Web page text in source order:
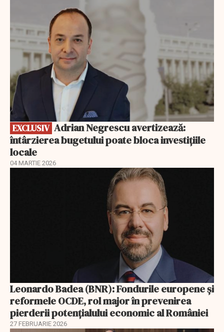
EXCLUSIV
întârzierea bugetului poate bloca investițiile
locale
04 MARTIE 2026
Leonardo Badea (BNR): Fondurile europene și
reformele OCDE, rol major în prevenirea
pierderii potențialului economic al României
27 FEBRUARIE 2026